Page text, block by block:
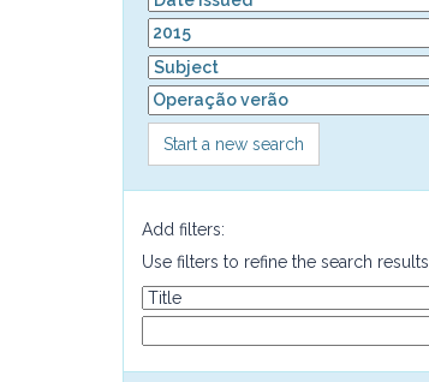
Start a new search
Add filters:
Use filters to refine the search results.